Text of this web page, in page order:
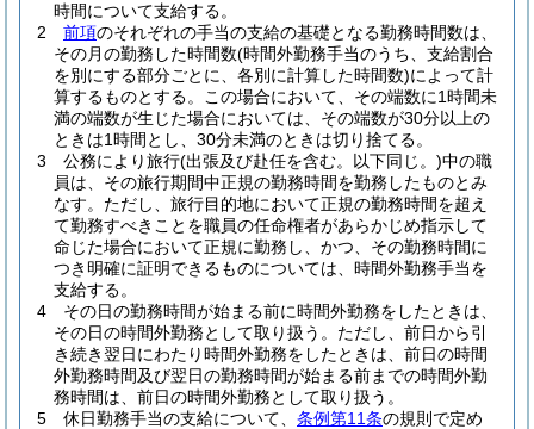
時間について支給する。
2
前項のそれぞれの手当の支給の基礎となる勤務時間数は、
その月の勤務した時間数(時間外勤務手当のうち、支給割合
を別にする部分ごとに、各別に計算した時間数)によって計
算するものとする。
この場合において、その端数に1時間未
満の端数が生じた場合においては、その端数が30分以上の
ときは1時間とし、30分未満のときは切り捨てる。
3
公務により旅行(出張及び赴任を含む。以下同じ。)中の職
員は、その旅行期間中正規の勤務時間を勤務したものとみ
なす。 ただし、旅行目的地において正規の勤務時間を超え
て勤務すべきことを職員の任命権者があらかじめ指示して
命じた場合において正規に勤務し、かつ、その勤務時間に
つき明確に証明できるものについては、時間外勤務手当を
支給する。
4
その日の勤務時間が始まる前に時間外勤務をしたときは、
その日の時間外勤務として取り扱う。 ただし、前日から引
き続き翌日にわたり時間外勤務をしたときは、前日の時間
外勤務時間及び翌日の勤務時間が始まる前までの時間外勤
務時間は、前日の時間外勤務として取り扱う。
5
休日勤務手当の支給について、 条例第11条の規則で定め